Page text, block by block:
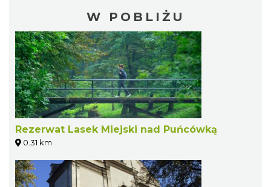
W POBLIŻU
Rezerwat Lasek Miejski nad Puńcówką
0.31 km